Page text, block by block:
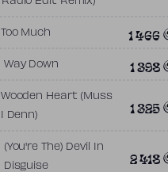
Too Much 1 466
Way Down 1 398
Wooden Heart (Muss
I Denn)
1 325
(You're The) Devil In
Disguise
2 418